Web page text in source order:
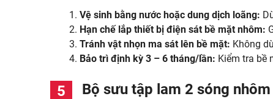
Vệ sinh bằng nước hoặc dung dịch loãng:
Hạn chế lắp thiết bị điện sát bề mặt nhôm:
Tránh vật nhọn ma sát lên bề mặt: Không
Bảo trì định kỳ 3 – 6 tháng/lần: Kiểm tra bề
Bộ sưu tập lam 2 sóng